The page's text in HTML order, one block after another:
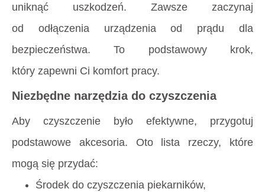
uniknąć uszkodzeń. Zawsze zaczynaj
od odłączenia urządzenia od prądu dla
bezpieczeństwa. To podstawowy krok,
który zapewni Ci komfort pracy.
Niezbędne narzędzia do czyszczenia
Aby czyszczenie było efektywne, przygotuj
podstawowe akcesoria. Oto lista rzeczy, które
mogą się przydać:
Środek do czyszczenia piekarników,